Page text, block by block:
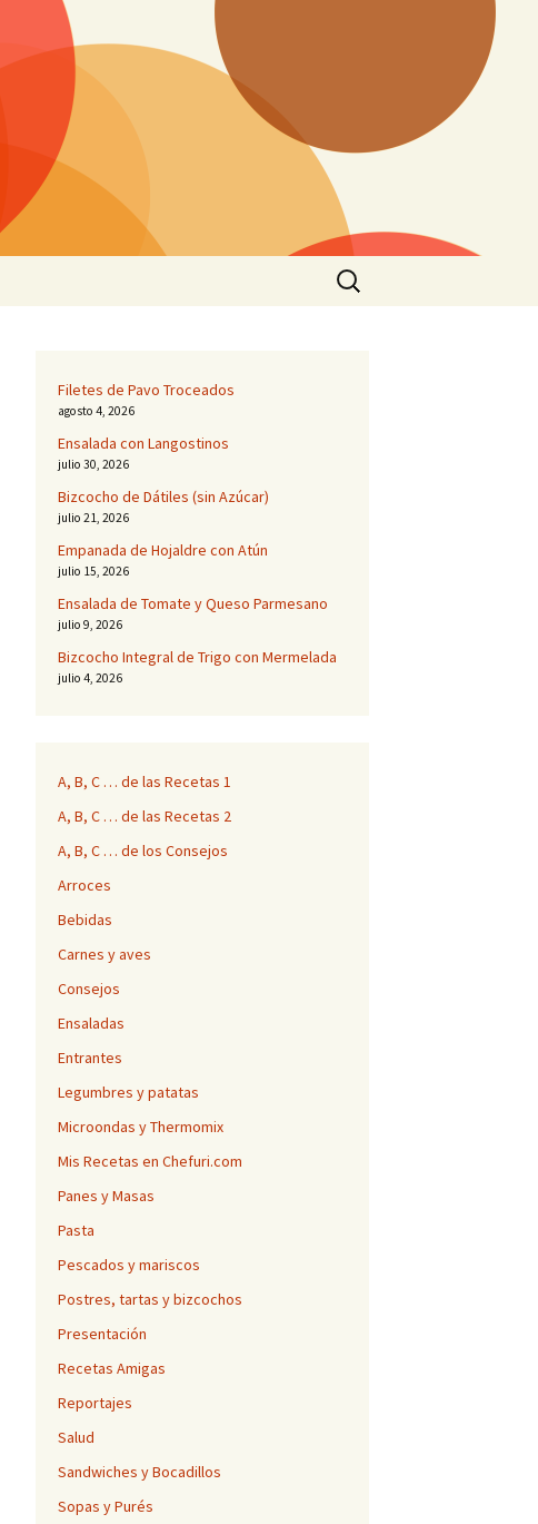
Buscar:
Filetes de Pavo Troceados
agosto 4, 2026
Ensalada con Langostinos
julio 30, 2026
Bizcocho de Dátiles (sin Azúcar)
julio 21, 2026
Empanada de Hojaldre con Atún
julio 15, 2026
Ensalada de Tomate y Queso Parmesano
julio 9, 2026
Bizcocho Integral de Trigo con Mermelada
julio 4, 2026
A, B, C … de las Recetas 1
A, B, C … de las Recetas 2
A, B, C … de los Consejos
Arroces
Bebidas
Carnes y aves
Consejos
Ensaladas
Entrantes
Legumbres y patatas
Microondas y Thermomix
Mis Recetas en Chefuri.com
Panes y Masas
Pasta
Pescados y mariscos
Postres, tartas y bizcochos
Presentación
Recetas Amigas
Reportajes
Salud
Sandwiches y Bocadillos
Sopas y Purés